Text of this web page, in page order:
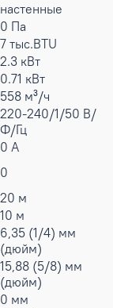
настенные
0 Па
7 тыс.BTU
2.3 кВт
0.71 кВт
558 м³/ч
220-240/1/50 В/
Ф/Гц
0 А
0
20 м
10 м
6,35 (1/4) мм
(дюйм)
15,88 (5/8) мм
(дюйм)
0 мм